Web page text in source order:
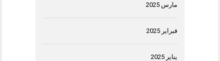
مارس 2025
فبراير 2025
يناير 2025